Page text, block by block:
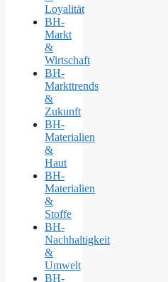
Loyalität
BH-
Markt
&
Wirtschaft
BH-
Markttrends
&
Zukunft
BH-
Materialien
&
Haut
BH-
Materialien
&
Stoffe
BH-
Nachhaltigkeit
&
Umwelt
BH-